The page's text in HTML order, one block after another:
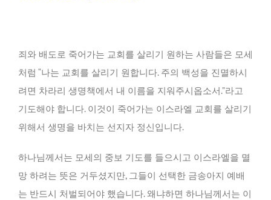
죄와 배도로 죽어가는 교회를 살리기 원하는 사람들은 모세
처럼 “나는 교회를 살리기 원합니다. 주의 백성을 진멸하시
려면 차라리 생명책에서 내 이름을 지워주시옵소서.”라고
기도해야 합니다. 이것이 죽어가는 이스라엘 교회를 살리기
위해서 생명을 바치는 선지자 정신입니다.
하나님께서는 모세의 중보 기도를 들으시고 이스라엘을 멸
망 하려는 뜻은 거두셨지만, 그들이 선택한 금송아지 예배
는 반드시 처벌되어야 했습니다. 왜냐하면 하나님께서는 이